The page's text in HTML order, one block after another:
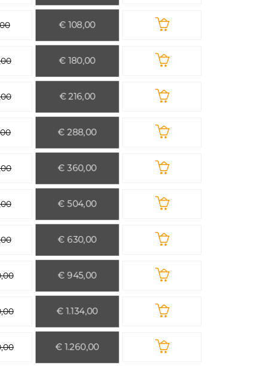
€ 108,00
€ 180,00
€ 216,00
€ 288,00
€ 360,00
€ 504,00
€ 630,00
€ 945,00
€ 1.134,00
€ 1.260,00